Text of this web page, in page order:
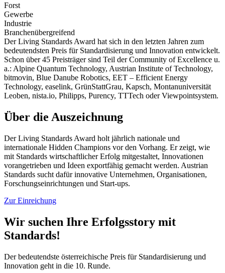
Forst
Gewerbe
Industrie
Branchenübergreifend
Der Living Standards Award hat sich in den letzten Jahren zum
bedeutendsten Preis für Standardisierung und Innovation entwickelt.
Schon über 45 Preisträger sind Teil der Community of Excellence u.
a.: Alpine Quantum Technology, Austrian Institute of Technology,
bitmovin, Blue Danube Robotics, EET – Efficient Energy
Technology, easelink, GrünStattGrau, Kapsch, Montanuniversität
Leoben, nista.io, Philipps, Purency, TTTech oder Viewpointsystem.
Über die Auszeichnung
Der Living Standards Award holt jährlich nationale und
internationale Hidden Champions vor den Vorhang. Er zeigt, wie
mit Standards wirtschaftlicher Erfolg mitgestaltet, Innovationen
vorangetrieben und Ideen exportfähig gemacht werden. Austrian
Standards sucht dafür innovative Unternehmen, Organisationen,
Forschungseinrichtungen und Start-ups.
Zur Einreichung
Wir suchen Ihre Erfolgsstory mit
Standards!
Der bedeutendste österreichische Preis für Standardisierung und
Innovation geht in die 10. Runde.